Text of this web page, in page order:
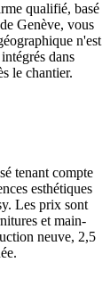
qualifié, basé
Genève, vous
n'est
dans
le chantier.
tenant compte
esthétiques
Les prix sont
et main-
neuve, 2,5